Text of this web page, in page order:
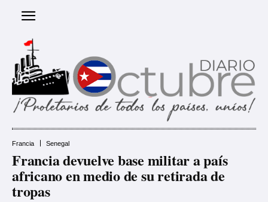
Francia Senegal
Francia devuelve base militar a país
africano en medio de su retirada de
tropas